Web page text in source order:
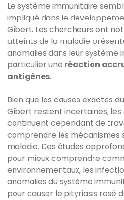
Le système immunitaire
impliqué dans le
Gibert. Les chercheurs ont
atteints de la maladie
anomalies dans leur système
particulier une réaction
antigènes.
Bien que les causes exactes
Gibert restent incertaines, les
continuent cependant de
comprendre les mécanismes
maladie. Des études
pour mieux comprendre
environnementaux, les
anomalies du système
pour causer le pityriasis rosé